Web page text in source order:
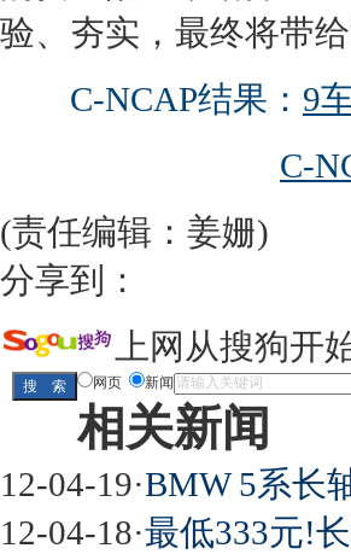
验、夯实，最终将带
C-NCAP结果： 9
C-
(责任编辑：姜姗)
分享到：
上网从搜狗开
网页 新闻
相关新闻
12-04-19·BMW 5系长
12-04-18·最低333元!